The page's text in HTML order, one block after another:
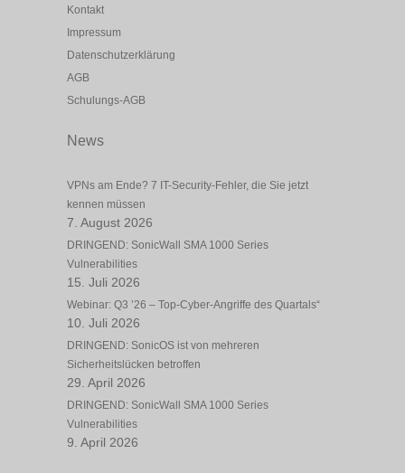
Kontakt
Impressum
Datenschutzerklärung
AGB
Schulungs-AGB
News
VPNs am Ende? 7 IT-Security-Fehler, die Sie jetzt
kennen müssen
7. August 2026
DRINGEND: SonicWall SMA 1000 Series
Vulnerabilities
15. Juli 2026
Webinar: Q3 ’26 – Top-Cyber-Angriffe des Quartals“
10. Juli 2026
DRINGEND: SonicOS ist von mehreren
Sicherheitslücken betroffen
29. April 2026
DRINGEND: SonicWall SMA 1000 Series
Vulnerabilities
9. April 2026